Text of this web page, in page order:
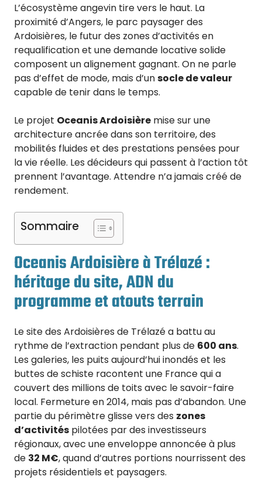
L’écosystème angevin tire vers le haut. La
proximité d’Angers, le parc paysager des
Ardoisières, le futur des zones d’activités en
requalification et une demande locative solide
composent un alignement gagnant. On ne parle
pas d’effet de mode, mais d’unsocle de valeur
capable de tenir dans le temps.
Le projet Oceanis Ardoisière mise sur une
architecture ancrée dans son territoire, des
mobilités fluides et des prestations pensées pour
la vie réelle. Les décideurs qui passent à l’action tôt
prennent l’avantage. Attendre n’a jamais créé de
rendement.
Sommaire
Oceanis Ardoisière à Trélazé :
héritage du site, ADN du
programme et atouts terrain
Le site des Ardoisières de Trélazé a battu au
rythme de l’extraction pendant plus de 600 ans.
Les galeries, les puits aujourd’hui inondés et les
buttes de schiste racontent une France qui a
couvert des millions de toits avec le savoir-faire
local. Fermeture en 2014, mais pas d’abandon. Une
partie du périmètre glisse vers des zones
d’activités pilotées par des investisseurs
régionaux, avec une enveloppe annoncée à plus
de 32 M€, quand d’autres portions nourrissent des
projets résidentiels et paysagers.